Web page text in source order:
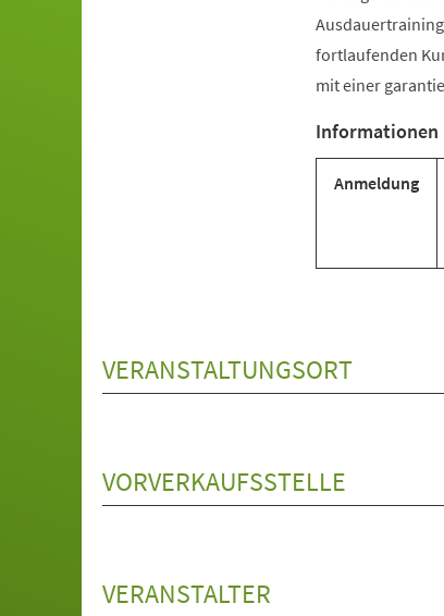
fortlaufenden
mit einer
Informationen
Anmeldung
VERANSTALTUNGSORT
VORVERKAUFSSTELLE
VERANSTALTER